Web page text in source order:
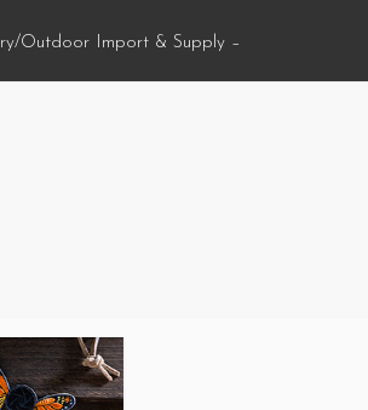
Outdoor Import & Supply –